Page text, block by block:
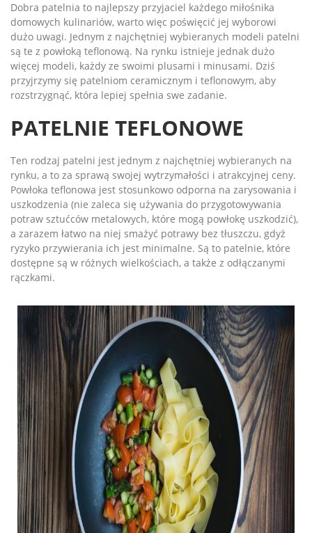
Dobra patelnia to najlepszy przyjaciel każdego miłośnika
domowych kulinariów, warto więc poświęcić jej wyborowi
dużo uwagi. Jednym z najchętniej wybieranych modeli patelni
są te z powłoką teflonową. Na rynku istnieje jednak dużo
więcej modeli, każdy ze swoimi plusami i minusami. Dziś
przyjrzymy się patelniom ceramicznym i teflonowym, aby
rozstrzygnąć, która lepiej spełnia swe zadanie.
PATELNIE TEFLONOWE
Ten rodzaj patelni jest jednym z najchętniej wybieranych na
rynku, a to za sprawą swojej wytrzymałości i atrakcyjnej ceny.
Powłoka teflonowa jest stosunkowo odporna na zarysowania i
uszkodzenia (nie zaleca się używania do przygotowywania
potraw sztućców metalowych, które mogą powłokę uszkodzić),
a zarazem łatwo na niej smażyć potrawy bez tłuszczu, gdyż
ryzyko przywierania ich jest minimalne. Są to patelnie, które
dostępne są w różnych wielkościach, a także z odłączanymi
rączkami.